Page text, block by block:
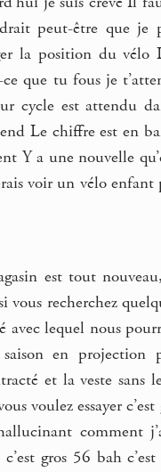
peut-être que je
la position du vélo
ce que tu fous je
cycle est attendu
Le chiffre est en
Y a une nouvelle
voir un vélo
est tout
vous recherchez
avec lequel nous
en
et la veste sans
voulez essayer
comment
gros 56 bah